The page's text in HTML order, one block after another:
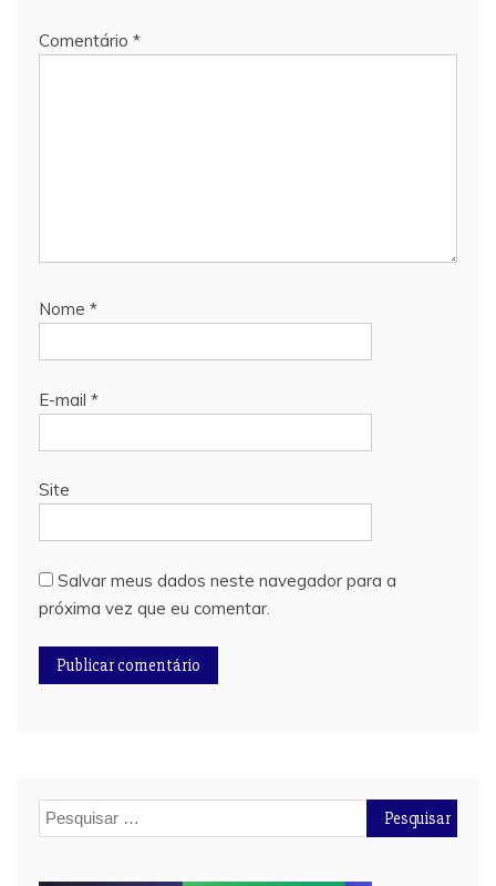
Comentário *
Nome *
E-mail *
Site
Salvar meus dados neste navegador para a
próxima vez que eu comentar.
Pesquisar
por: